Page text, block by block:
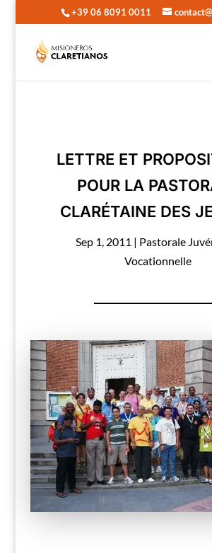
+39 06 8091 0011
LETTRE ET
POUR LA
CLARÉTAINE DES
Sep 1, 2011 | Pastorale
Vocationnelle